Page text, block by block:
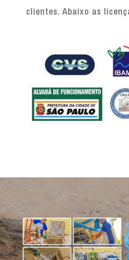
clientes. Abaixo as